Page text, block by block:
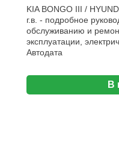
KIA BONGO III /
г.в. - подробное
обслуживанию и
эксплуатации,
Aвтодата
В